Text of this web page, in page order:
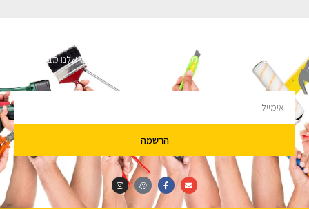
השארו מעודכנים
מעוניינים לקבל עדכונים על מבצעים והנחות הירשמו לניוזלטר שלנו מבטיחים לא
הרשמה